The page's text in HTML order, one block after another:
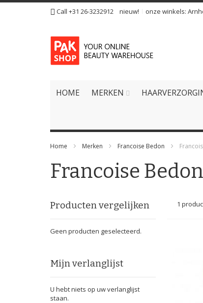
Ga
de
inhoud
Call +31 26-3232912 nieuw! onze winkels:
HOME MERKEN
Home Merken Francoise Bedon
Francoise
1
Producten vergelijken
Geen producten geselecteerd.
Mijn verlanglijst
U hebt niets op uw verlanglijst
staan.